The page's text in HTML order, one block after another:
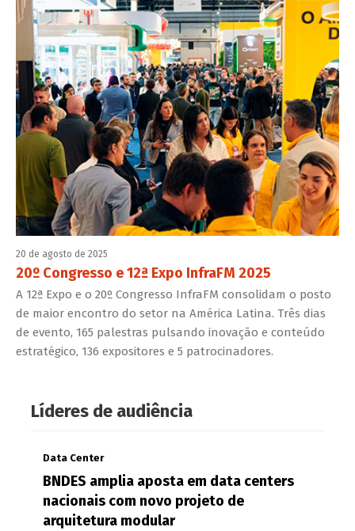
20 de agosto de 2025
20º Congresso e 12ª Expo InfraFM 2025
A 12ª Expo e o 20º Congresso InfraFM consolidam o posto
de maior encontro do setor na América Latina. Três dias
de evento, 165 palestras pulsando inovação e conteúdo
estratégico, 136 expositores e 5 patrocinadores.
Líderes de audiência
Data Center
BNDES amplia aposta em data centers
nacionais com novo projeto de
arquitetura modular